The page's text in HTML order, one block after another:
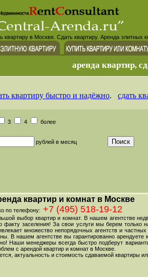
квартиру в Москве. Сдать квартиру. Аренда элитных
аренда квартир,
квартиру быстро и надёжно. сдать
3 4
более
рублей в месяц
квартир и комнат в Москве
по телефону: +7 (495) 518-19-12
выбор квартир и комнат. В нашем агентстве
заселения! За свои услуги мы берем только
множество непорядочных агентств и
В нашем агентстве вы гарантированно
Наши менеджеры всегда быстро подберут
с арендой квартир и комнат в Москве.
актуальность и стоимость сдаваемой квартиры